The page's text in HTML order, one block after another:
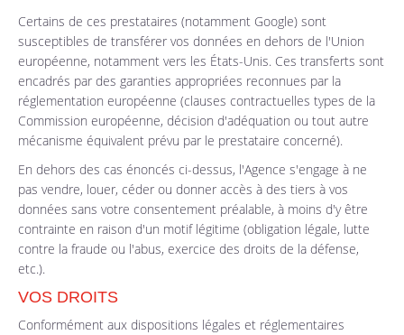
Certains de ces prestataires (notamment Google) sont
susceptibles de transférer vos données en dehors de l'Union
européenne, notamment vers les États-Unis. Ces transferts sont
encadrés par des garanties appropriées reconnues par la
réglementation européenne (clauses contractuelles types de la
Commission européenne, décision d'adéquation ou tout autre
mécanisme équivalent prévu par le prestataire concerné).
En dehors des cas énoncés ci-dessus, l'Agence s'engage à ne
pas vendre, louer, céder ou donner accès à des tiers à vos
données sans votre consentement préalable, à moins d'y être
contrainte en raison d'un motif légitime (obligation légale, lutte
contre la fraude ou l'abus, exercice des droits de la défense,
etc.).
VOS DROITS
Conformément aux dispositions légales et réglementaires